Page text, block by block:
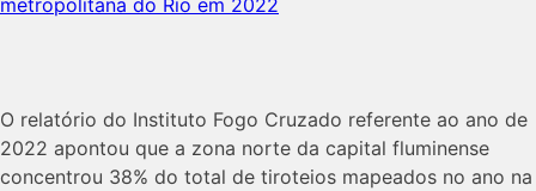
O relatório do Instituto Fogo Cruzado referente ao ano de
2022 apontou que a zona norte da capital fluminense
concentrou 38% do total de tiroteios mapeados no ano na